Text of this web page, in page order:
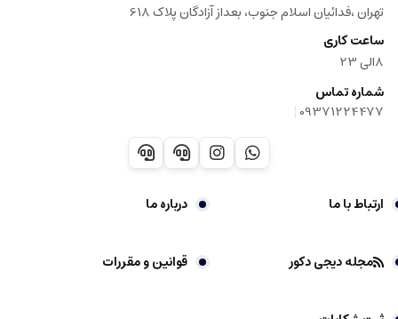
تهران ،فدائیان اسلام جنوب، بعداز آزادگان پلاک 618
ساعت کاری
8الی 23
شماره تماس
09371224477
|
ارتباط با ما درباره ما
مجله دیجی دکور قوانین و مقررات